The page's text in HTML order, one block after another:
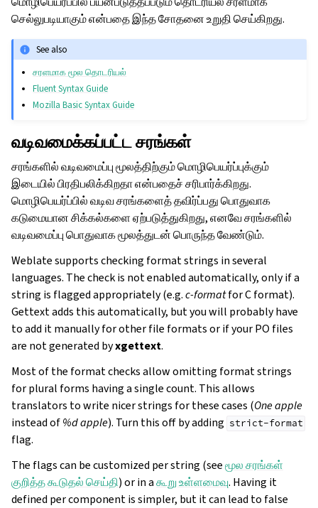
செல்லுபடியாகும் என்பதை இந்த சோதனை உறுதி செய்கிறது.
See also
சரளமாக மூல தொடரியல்
Fluent Syntax Guide
Mozilla Basic Syntax Guide
வடிவமைக்கப்பட்ட சரங்கள்
சரங்களில் வடிவமைப்பு மூலத்திற்கும் மொழிபெயர்ப்புக்கும்
இடையில் பிரதிபலிக்கிறதா என்பதைச் சரிபார்க்கிறது.
மொழிபெயர்ப்பில் வடிவ சரங்களைத் தவிர்ப்பது பொதுவாக
கடுமையான சிக்கல்களை ஏற்படுத்துகிறது, எனவே சரங்களில்
வடிவமைப்பு பொதுவாக மூலத்துடன் பொருந்த வேண்டும்.
Weblate supports checking format strings in several
languages. The check is not enabled automatically, only if a
string is flagged appropriately (e.g.c-formatfor C format).
Gettext adds this automatically, but you will probably have
to add it manually for other file formats or if your PO files
are not generated byxgettext.
Most of the format checks allow omitting format strings
for plural forms having a single count. This allows
translators to write nicer strings for these cases (One apple
instead of%d apple). Turn this off by adding strict-format
flag.
The flags can be customized per string (seeமூல சரங்கள்
குறித்த கூடுதல் செய்தி) or in aகூறு உள்ளமைவு. Having it
defined per component is simpler, but it can lead to false